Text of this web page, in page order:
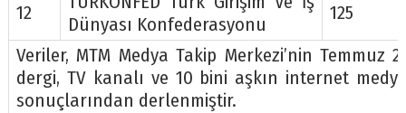
12
Dünyası Konfederasyonu
125
Veriler, MTM Medya Takip Merkezi’nin Temmuz
dergi, TV kanalı ve 10 bini aşkın internet
sonuçlarından derlenmiştir.